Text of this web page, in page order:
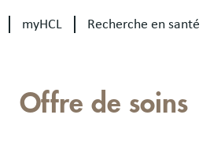
myHCL Recherche en santé
Offre de soins